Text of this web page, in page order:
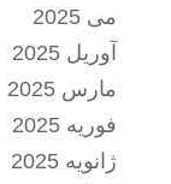
می 2025
آوریل 2025
مارس 2025
فوریه 2025
ژانویه 2025